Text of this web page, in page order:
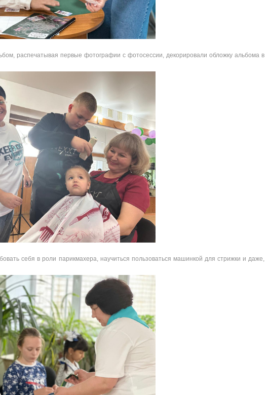
распечатывая первые фотографии с фотосессии, декорировали обложку альбома в
себя в роли парикмахера, научиться пользоваться машинкой для стрижки и даже,